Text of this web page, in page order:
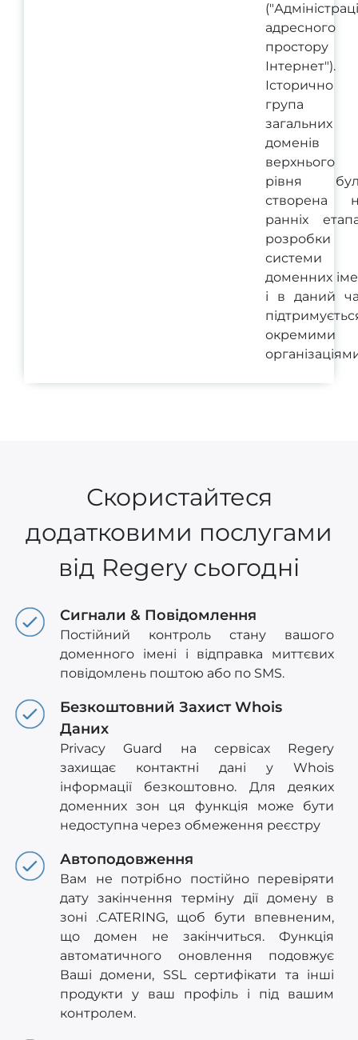
адресного
простору
Інтернет").
Історично
група
загальних
доменів
верхнього
рівня
створена
ранніх
розробки
системи
доменних
і в даний
окремими
Скористайтеся
додатковими послугами
від Regery сьогодні
Сигнали & Повідомлення
Постійний контроль стану вашого
доменного імені і відправка миттєвих
повідомлень поштою або по SMS.
Безкоштовний Захист Whois
Даних
Privacy Guard на сервісах Regery
захищає контактні дані у Whois
інформації безкоштовно. Для деяких
доменних зон ця функція може бути
недоступна через обмеження реєстру
Автоподовження
Вам не потрібно постійно перевіряти
дату закінчення терміну дії домену в
зоні .CATERING, щоб бути впевненим,
що домен не закінчиться. Функція
автоматичного оновлення подовжує
Ваші домени, SSL сертифікати та інші
продукти у ваш профіль і під вашим
контролем.